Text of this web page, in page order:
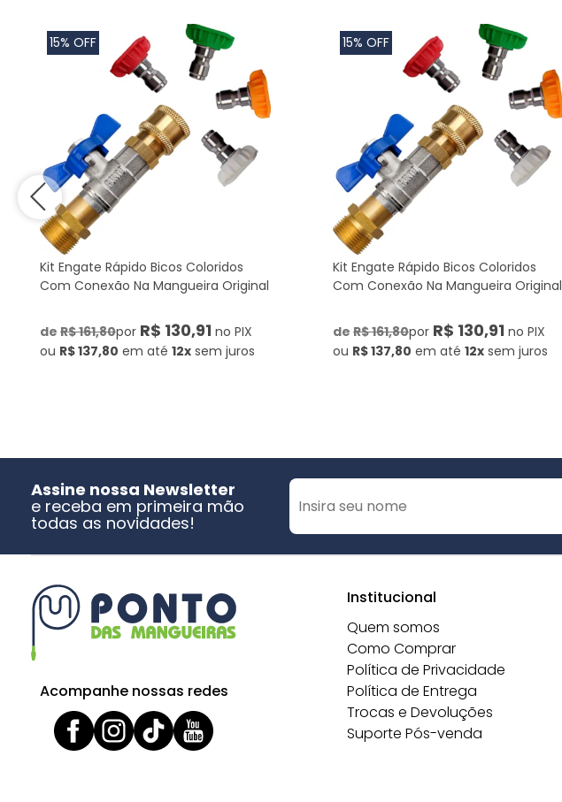
15% OFF
Kit Engate Rápido Bicos Coloridos
Com Conexão Na Mangueira Original
de R$ 161,80por R$ 130,91 no PIX
ou R$ 137,80 em até 12x sem juros
15% OFF
Kit Engate Rápido Bicos Coloridos
Com Conexão Na Mangueira Original
de R$ 161,80por R$ 130,91 no PIX
ou R$ 137,80 em até 12x sem juros
Assine nossa Newsletter
e receba em primeira mão
todas as novidades!
Acompanhe nossas redes
Institucional
Quem somos
Como Comprar
Política de Privacidade
Política de Entrega
Trocas e Devoluções
Suporte Pós-venda